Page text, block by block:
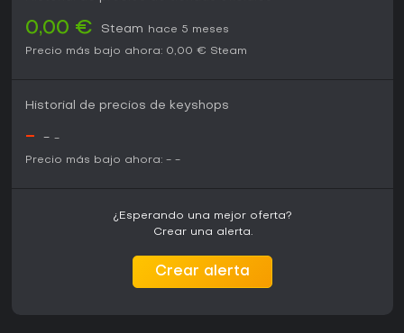
0,00 € Steam
hace 5 meses
Precio más bajo ahora: 0,00 € Steam
Historial de precios de keyshops
- - -
Precio más bajo ahora: - -
¿Esperando una mejor oferta?
Crear una alerta.
Crear alerta